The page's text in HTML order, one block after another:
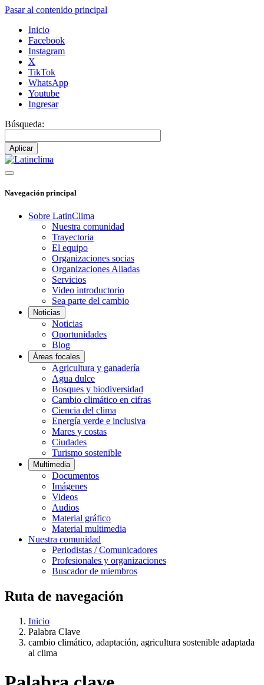
Pasar al contenido principal
Inicio
Facebook
Instagram
X
TikTok
WhatsApp
Youtube
Ingresar
Búsqueda:
Navegación principal
Sobre LatinClima
Nuestra comunidad
Trayectoria
El equipo
Organizaciones socias
Organizaciones Aliadas
Servicios
Video introductorio
Sea parte del cambio
Noticias
Noticias
Oportunidades
Blog
Áreas focales
Agricultura y ganadería
Agua dulce
Bosques y biodiversidad
Cambio climático en cifras
Ciencia del clima
Energía verde e inclusiva
Mares y costas
Ciudades
Turismo sostenible
Multimedia
Documentos
Imágenes
Videos
Audios
Material gráfico
Material multimedia
Nuestra comunidad
Periodistas / Comunicadores
Profesionales y organizaciones
Buscador de miembros
Ruta de navegación
Inicio
Palabra Clave
cambio climático, adaptación, agricultura sostenible adaptada
al clima